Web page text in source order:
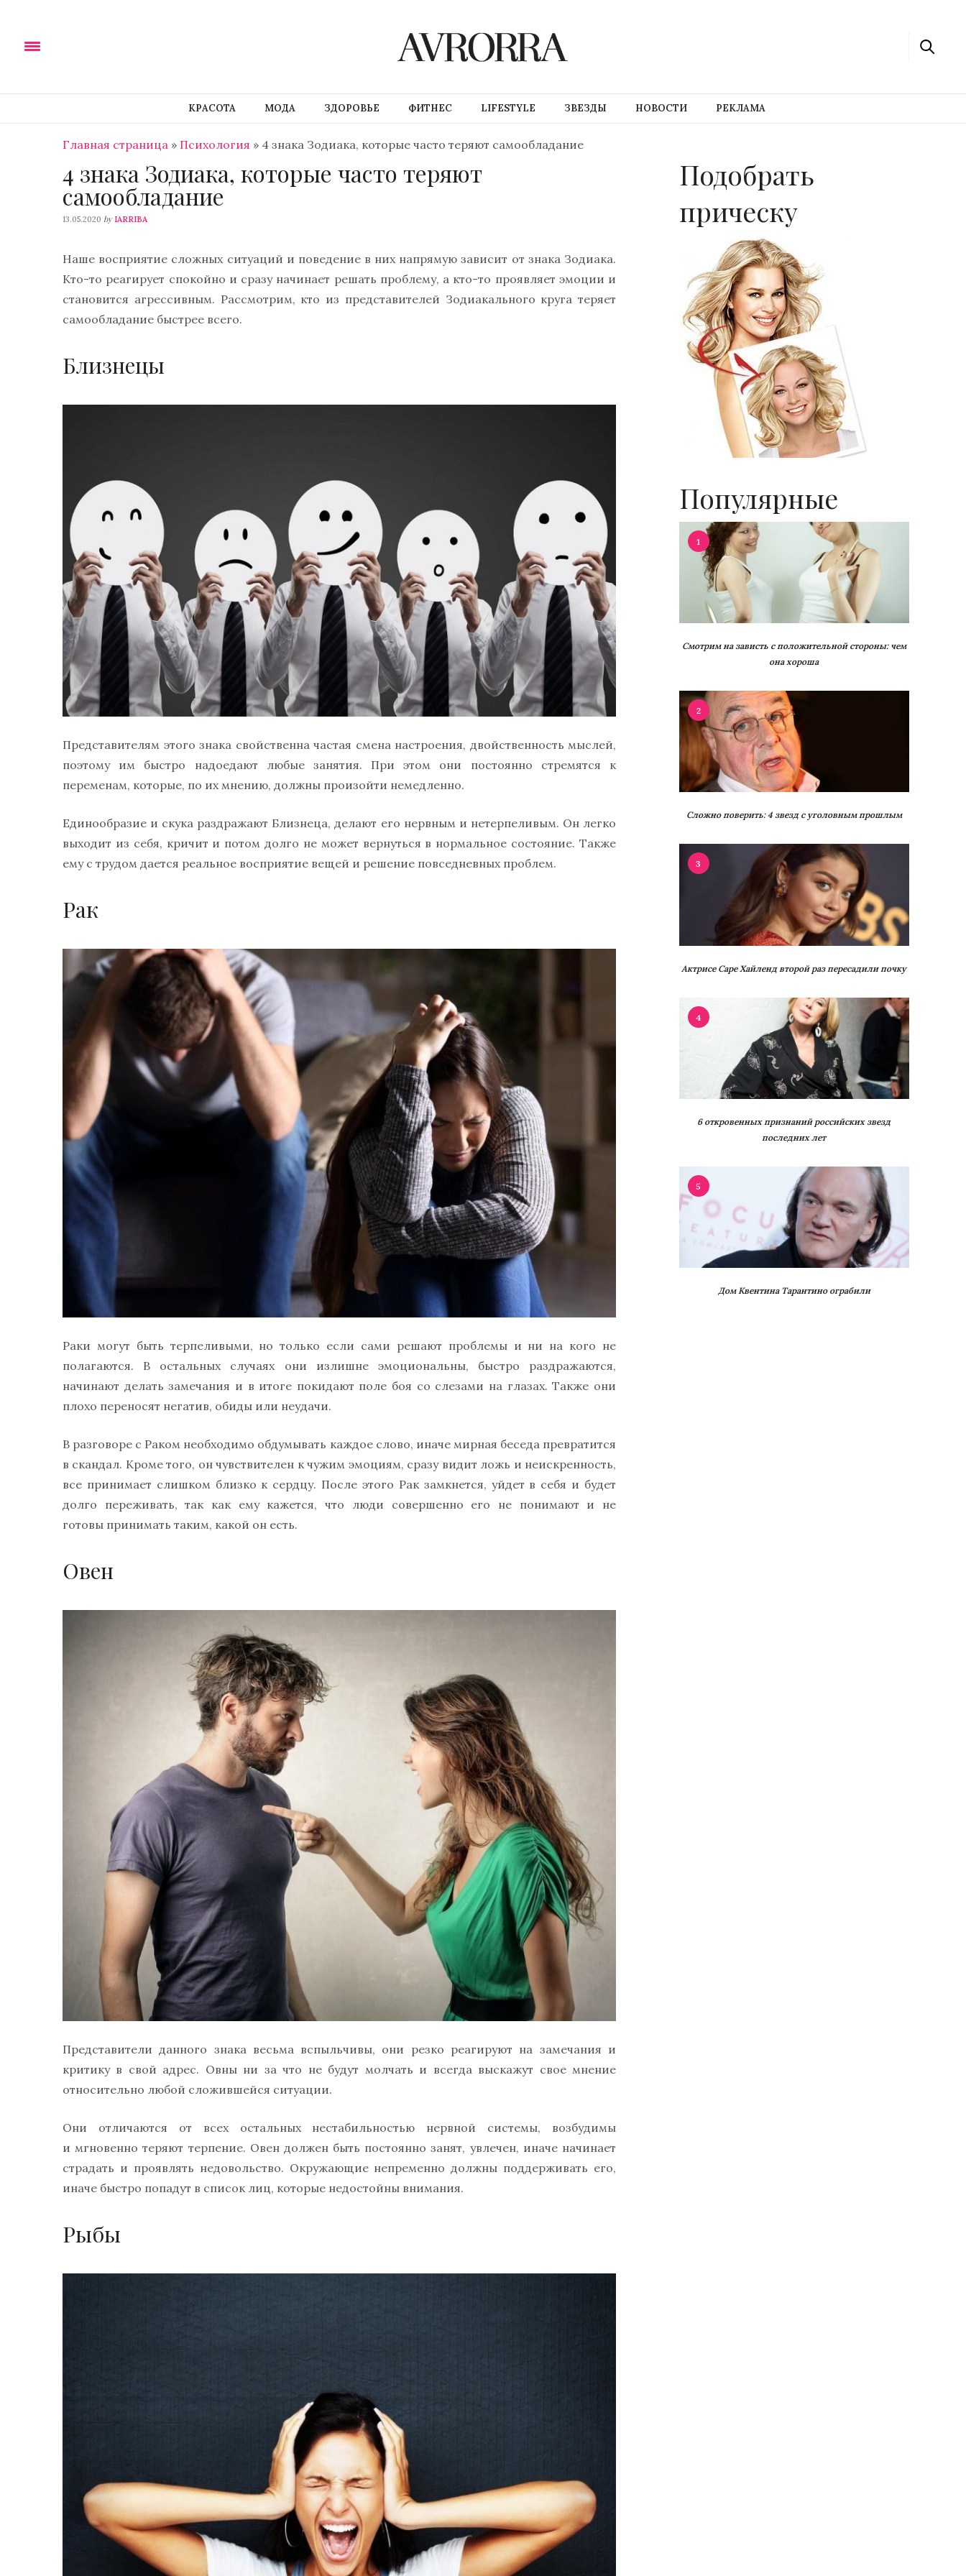
КРАСОТА МОДА ЗДОРОВЬЕ ФИТНЕС LIFESTYLE ЗВЕЗДЫ НОВОСТИ РЕКЛАМА
Главная страница » Психология » 4 знака Зодиака, которые часто теряют самообладание
4 знака Зодиака, которые часто теряют
самообладание
13.05.2020 by IARRIBA
Наше восприятие сложных ситуаций и поведение в них напрямую зависит от знака Зодиака.
Кто-то реагирует спокойно и сразу начинает решать проблему, а кто-то проявляет эмоции и
становится агрессивным. Рассмотрим, кто из представителей Зодиакального круга теряет
самообладание быстрее всего.
Близнецы
Представителям этого знака свойственна частая смена настроения, двойственность мыслей,
поэтому им быстро надоедают любые занятия. При этом они постоянно стремятся к
переменам, которые, по их мнению, должны произойти немедленно.
Единообразие и скука раздражают Близнеца, делают его нервным и нетерпеливым. Он легко
выходит из себя, кричит и потом долго не может вернуться в нормальное состояние. Также
ему с трудом дается реальное восприятие вещей и решение повседневных проблем.
Рак
Раки могут быть терпеливыми, но только если сами решают проблемы и ни на кого не
полагаются. В остальных случаях они излишне эмоциональны, быстро раздражаются,
начинают делать замечания и в итоге покидают поле боя со слезами на глазах. Также они
плохо переносят негатив, обиды или неудачи.
В разговоре с Раком необходимо обдумывать каждое слово, иначе мирная беседа превратится
в скандал. Кроме того, он чувствителен к чужим эмоциям, сразу видит ложь и неискренность,
все принимает слишком близко к сердцу. После этого Рак замкнется, уйдет в себя и будет
долго переживать, так как ему кажется, что люди совершенно его не понимают и не
готовы принимать таким, какой он есть.
Овен
Представители данного знака весьма вспыльчивы, они резко реагируют на замечания и
критику в свой адрес. Овны ни за что не будут молчать и всегда выскажут свое мнение
относительно любой сложившейся ситуации.
Они отличаются от всех остальных нестабильностью нервной системы, возбудимы
и мгновенно теряют терпение. Овен должен быть постоянно занят, увлечен, иначе начинает
страдать и проявлять недовольство. Окружающие непременно должны поддерживать его,
иначе быстро попадут в список лиц, которые недостойны внимания.
Рыбы
Подобрать
прическу
Популярные
1
Смотрим на зависть с положительной стороны: чем
она хороша
2
Сложно поверить: 4 звезд с уголовным прошлым
3
Актрисе Саре Хайленд второй раз пересадили почку
4
6 откровенных признаний российских звезд
последних лет
5
Дом Квентина Тарантино ограбили